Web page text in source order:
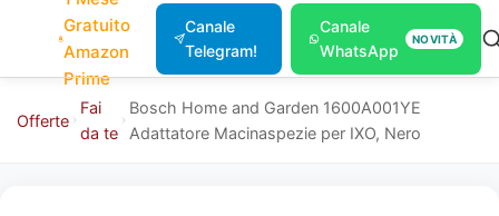
Gratuito
Amazon
Prime
Canale
Telegram!
Canale
WhatsApp
NOVITÀ
Offerte
Fai
da te
Bosch Home and Garden 1600A001YE
Adattatore Macinaspezie per IXO, Nero